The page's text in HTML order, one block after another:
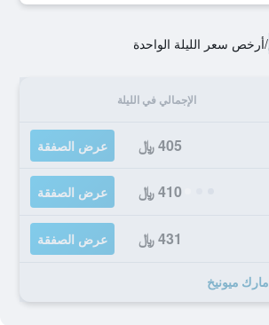
/أرخص سعر الليلة الواحدة
الإجمالي في الليلة
405 ﷼ عرض الصفقة
410 ﷼ عرض الصفقة
431 ﷼ عرض الصفقة